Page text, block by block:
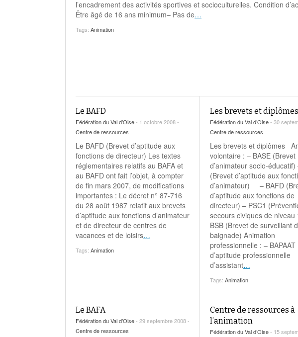
Education aux
l’encadrement des activités sportives et socioculturelles. Condition
Être âgé de 16 ans minimum– Pas de…
Tags: Animation
Le BAFD
Fédération du Val d’Oise- 1 octobre 2008 -
Centre de ressources
Le BAFD (Brevet d’aptitude aux
fonctions de directeur) Les textes
réglementaires relatifs au BAFA et
au BAFD ont fait l’objet, à compter
de fin mars 2007, de modifications
importantes : Le décret n° 87-716
du 28 août 1987 relatif aux brevets
d’aptitude aux fonctions d’animateur
et de directeur de centres de
vacances et de loisirs…
Tags: Animation
Les brevets et diplômes
Fédération du Val d’Oise- 30
Centre de ressources
Les brevets et diplômes
volontaire : – BASE (Brevet
d’animateur socio-éducatif)
(Brevet d’aptitude aux
d’animateur) – BAFD
d’aptitude aux fonctions de
directeur) – PSC1
secours civiques de niveau
BSB (Brevet de surveillant
baignade) Animation
professionnelle : –
d’aptitude professionnelle
d’assistant…
Tags: Animation
Le BAFA
Fédération du Val d’Oise- 29 septembre 2008 -
Centre de ressources
Centre de ressources à
l’animation
Fédération du Val d’Oise- 15